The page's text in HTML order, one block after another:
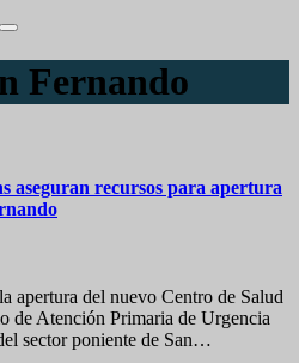
Fernando
aseguran recursos para apertura
apertura del nuevo Centro de Salud
de Atención Primaria de Urgencia
sector poniente de San…